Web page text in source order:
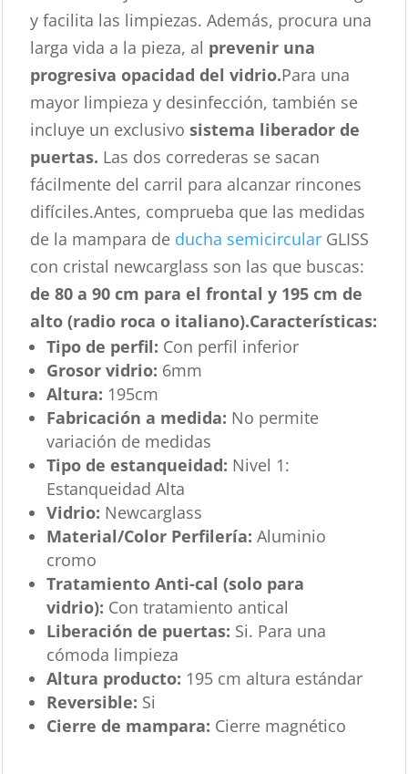
y facilita las limpiezas. Además, procura una
larga vida a la pieza, al prevenir una
progresiva opacidad del vidrio.Para una
mayor limpieza y desinfección, también se
incluye un exclusivosistema liberador de
puertas. Las dos correderas se sacan
fácilmente del carril para alcanzar rincones
difíciles.Antes, comprueba que las medidas
de la mampara de ducha semicircular GLISS
con cristal newcarglass son las que buscas:
de 80 a 90 cm para el frontal y 195 cm de
alto (radio roca o italiano).Características:
Tipo de perfil: Con perfil inferior
Grosor vidrio: 6mm
Altura: 195cm
Fabricación a medida: No permite
variación de medidas
Tipo de estanqueidad: Nivel 1:
Estanqueidad Alta
Vidrio: Newcarglass
Material/Color Perfilería: Aluminio
cromo
Tratamiento Anti-cal (solo para
vidrio): Con tratamiento antical
Liberación de puertas: Si. Para una
cómoda limpieza
Altura producto: 195 cm altura estándar
Reversible: Si
Cierre de mampara: Cierre magnético